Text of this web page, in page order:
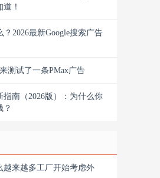
！
？2026最新Google搜索广告
测试了一条PMax广告
指南（2026版）：为什么你
？
越来越多工厂开始考虑外